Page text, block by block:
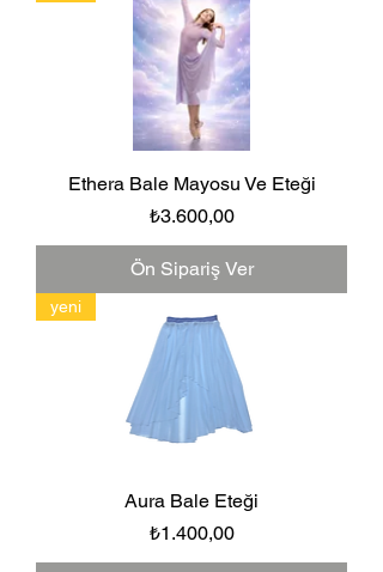
Ethera Bale Mayosu Ve Eteği
Fiyat
₺3.600,00
Ön Sipariş Ver
yeni
Aura Bale Eteği
Fiyat
₺1.400,00